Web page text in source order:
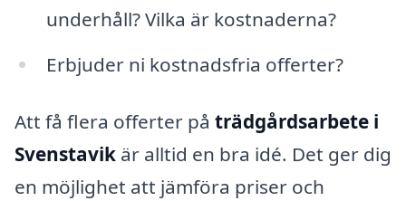
underhåll? Vilka är kostnaderna?
Erbjuder ni kostnadsfria offerter?
Att få flera offerter på trädgårdsarbete i
Svenstavik är alltid en bra idé. Det ger dig
en möjlighet att jämföra priser och